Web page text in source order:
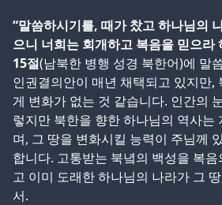
“말씀하시기를, 때가 찼고 하나님의
으니 너희는 회개하고 복음을 믿으라
15절(남북한 병행 성경 북한어)에 말
인권결의안이 매년 채택되고 있지만,
게 변화가 없는 것 같습니다. 인간의
렇지만 북한을 향한 하나님의 역사는
며, 그 땅을 변화시킬 능력이 주님께
합니다. 고통받는 북녘의 백성을 복
고 이미 도래한 하나님의 나라가 그
서.